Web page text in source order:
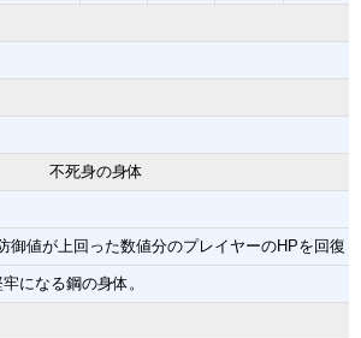
不死身の身体
御値が上回った数値分のプレイヤーのHPを回復
になる鋼の身体。